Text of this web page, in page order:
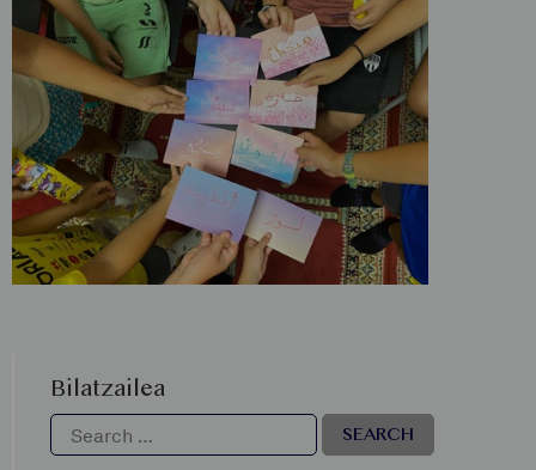
Bilatzailea